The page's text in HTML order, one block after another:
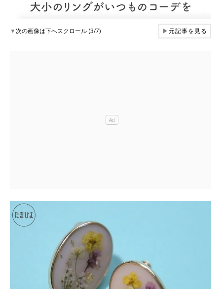
▼次の画像は下へスクロール (3/7) ▶元記事を見る